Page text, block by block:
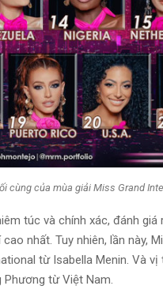
cùng của mùa giải Miss Grand
túc và chính xác, đánh giá
nhất. Tuy nhiên, lần này,
từ Isabella Menin. Và
Phương từ Việt Nam.